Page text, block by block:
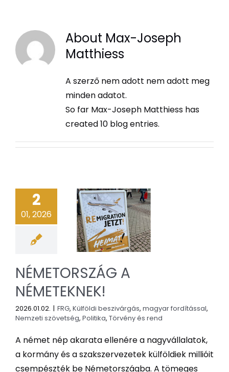
About Max-Joseph
Matthiess
A szerző nem adott nem adott meg
minden adatot.
So far Max-Joseph Matthiess has
created 10 blog entries.
2
01, 2026
NÉMETORSZÁG A
NÉMETEKNEK!
2026.01.02. | FRG, Külföldi beszivárgás, magyar fordítással,
Nemzeti szövetség, Politika, Törvény és rend
A német nép akarata ellenére a nagyvállalatok,
a kormány és a szakszervezetek külföldiek millióit
csempészték be Németországba. A tömeges